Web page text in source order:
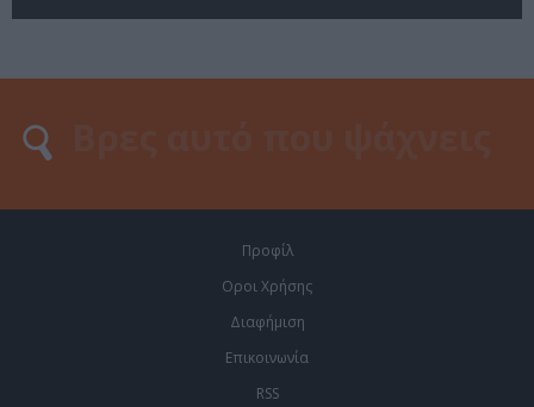
Προφίλ
Οροι Χρήσης
Διαφήμιση
Επικοινωνία
RSS